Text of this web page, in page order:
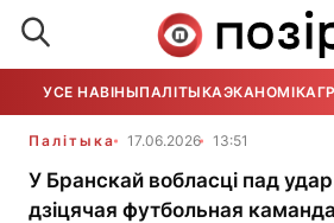
УСЕ НАВІНЫПАЛІТЫКАЭКАНОМІКА
Палітыка 17.06.2026 13:51
У Бранскай вобласці пад
дзіцячая футбольная